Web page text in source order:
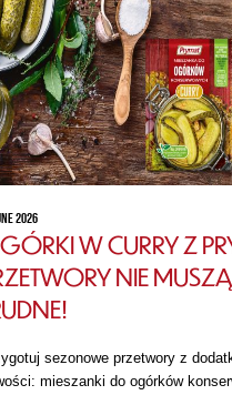
2026
W CURRY Z
NIE
sezonowe przetwory z
mieszanki do ogórków